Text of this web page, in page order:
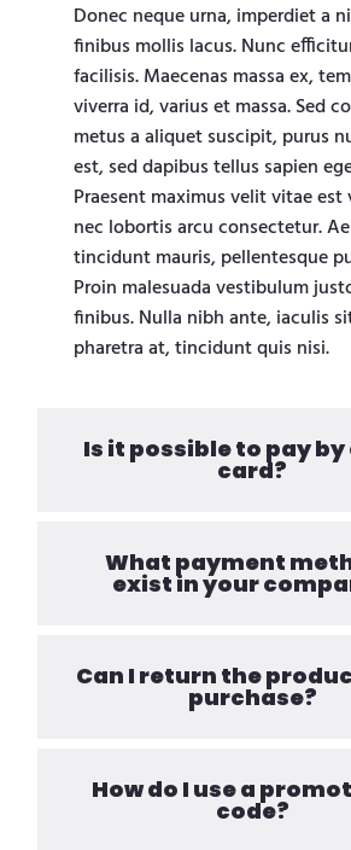
Donec neque urna, imperdiet a
finibus mollis lacus. Nunc
facilisis. Maecenas massa ex,
viverra id, varius et massa. Sed
metus a aliquet suscipit, purus
est, sed dapibus tellus sapien
Praesent maximus velit vitae est
nec lobortis arcu consectetur.
tincidunt mauris, pellentesque
Proin malesuada vestibulum
finibus. Nulla nibh ante, iaculis
pharetra at, tincidunt quis nisi.
Is it possible to pay
card?
What payment
exist in your
Can I return the
purchase?
How do I use a
code?